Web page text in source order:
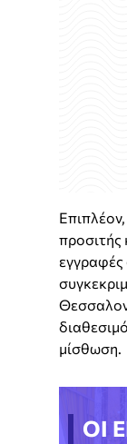
προσιτής
εγγραφές
μίσθωση.
ΟΙ